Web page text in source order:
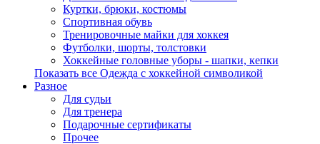
Куртки, брюки, костюмы
Спортивная обувь
Тренировочные майки для хоккея
Футболки, шорты, толстовки
Хоккейные головные уборы - шапки, кепки
Показать все Одежда с хоккейной символикой
Разное
Для судьи
Для тренера
Подарочные сертификаты
Прочее